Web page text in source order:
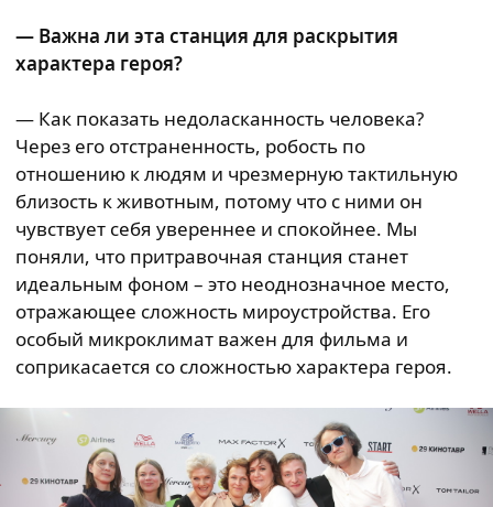
— Важна ли эта станция для раскрытия
характера героя?
— Как показать недоласканность человека?
Через его отстраненность, робость по
отношению к людям и чрезмерную тактильную
близость к животным, потому что с ними он
чувствует себя увереннее и спокойнее. Мы
поняли, что притравочная станция станет
идеальным фоном – это неоднозначное место,
отражающее сложность мироустройства. Его
особый микроклимат важен для фильма и
соприкасается со сложностью характера героя.